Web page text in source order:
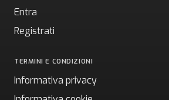
Entra
Registrati
TERMINI E CONDIZIONI
Informativa privacy